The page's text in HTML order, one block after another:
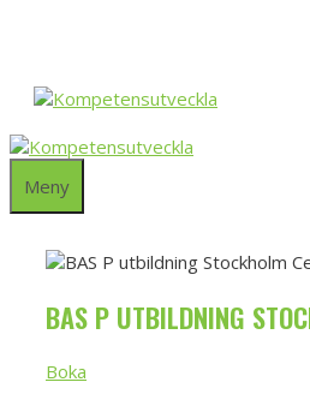
Meny
BAS P UTBILDNING
Boka